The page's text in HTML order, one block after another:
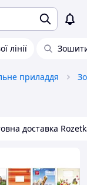
лінії
приладдя
доставка